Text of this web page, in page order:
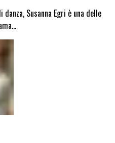
Susanna Egri è una delle